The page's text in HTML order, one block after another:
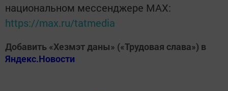
национальном мессенджере MАХ:
https://max.ru/tatmedia
Добавить «Хезмэт даны» («Трудовая слава») в
Яндекс.Новости